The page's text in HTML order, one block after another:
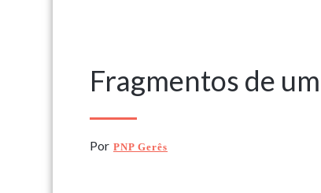
Fragmentos de
Por PNP Gerês